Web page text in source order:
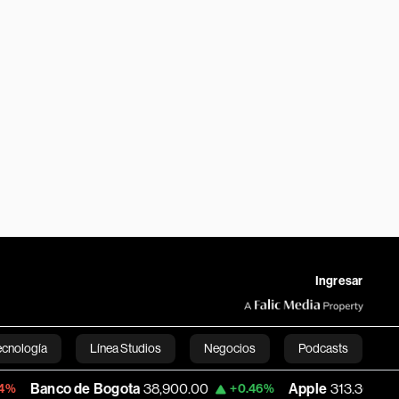
Ingresar
Línea Studios Negocios Podcasts
English
Bogota 38,900.00 +0.46% Apple 313.305 +0.25%